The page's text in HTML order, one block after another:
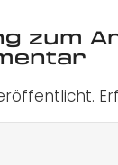
zum